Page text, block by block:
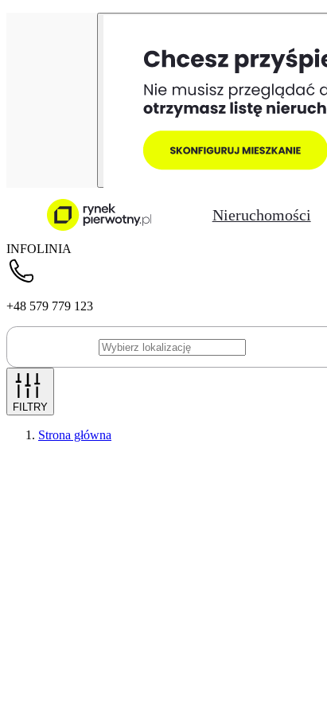
Nieruchomości
INFOLINIA
+48 579 779 123
FILTRY
Strona główna